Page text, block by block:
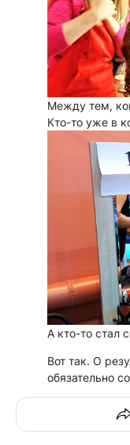
Между тем,
Кто-то уже в
А кто-то стал
Вот так. О
обязательно